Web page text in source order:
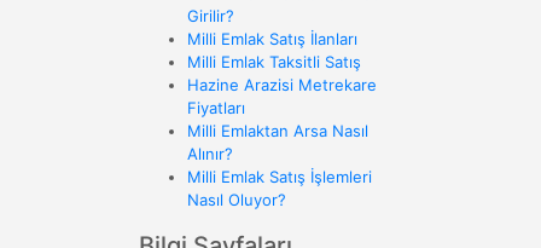
Girilir?
Milli Emlak Satış İlanları
Milli Emlak Taksitli Satış
Hazine Arazisi Metrekare
Fiyatları
Milli Emlaktan Arsa Nasıl
Alınır?
Milli Emlak Satış İşlemleri
Nasıl Oluyor?